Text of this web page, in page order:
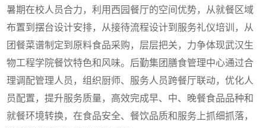
暑期在校人员合力，利用西园餐厅的空间优势，从就餐区域
布置到摆台设计安排，从接待流程设计到服务礼仪培训，从
团餐菜谱制定到原料食品采购，层层把关，力争体现武汉生
物工程学院餐饮特色和风味。后勤集团膳食管理中心通过合
理调配管理人员，组织厨师、服务人员跨餐厅联动，优化人
员配置，提升服务质量，高效完成早、中、晚餐食品品种和
就餐环境转换，在食品安全、餐饮品质和服务上抓细抓落，